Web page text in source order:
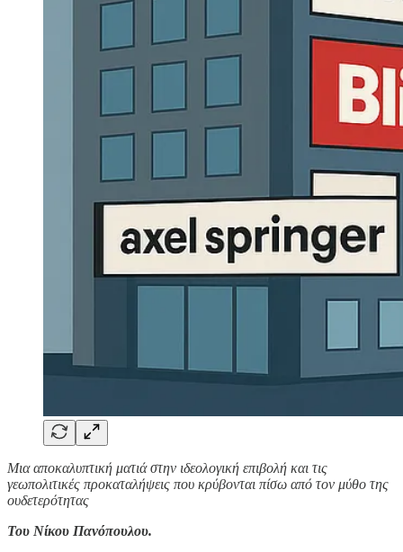
Μια αποκαλυπτική ματιά στην ιδεολογική επιβολή και τις
γεωπολιτικές προκαταλήψεις που κρύβονται πίσω από τον μύθο της
ουδετερότητας
Του Νίκου Πανόπουλου.